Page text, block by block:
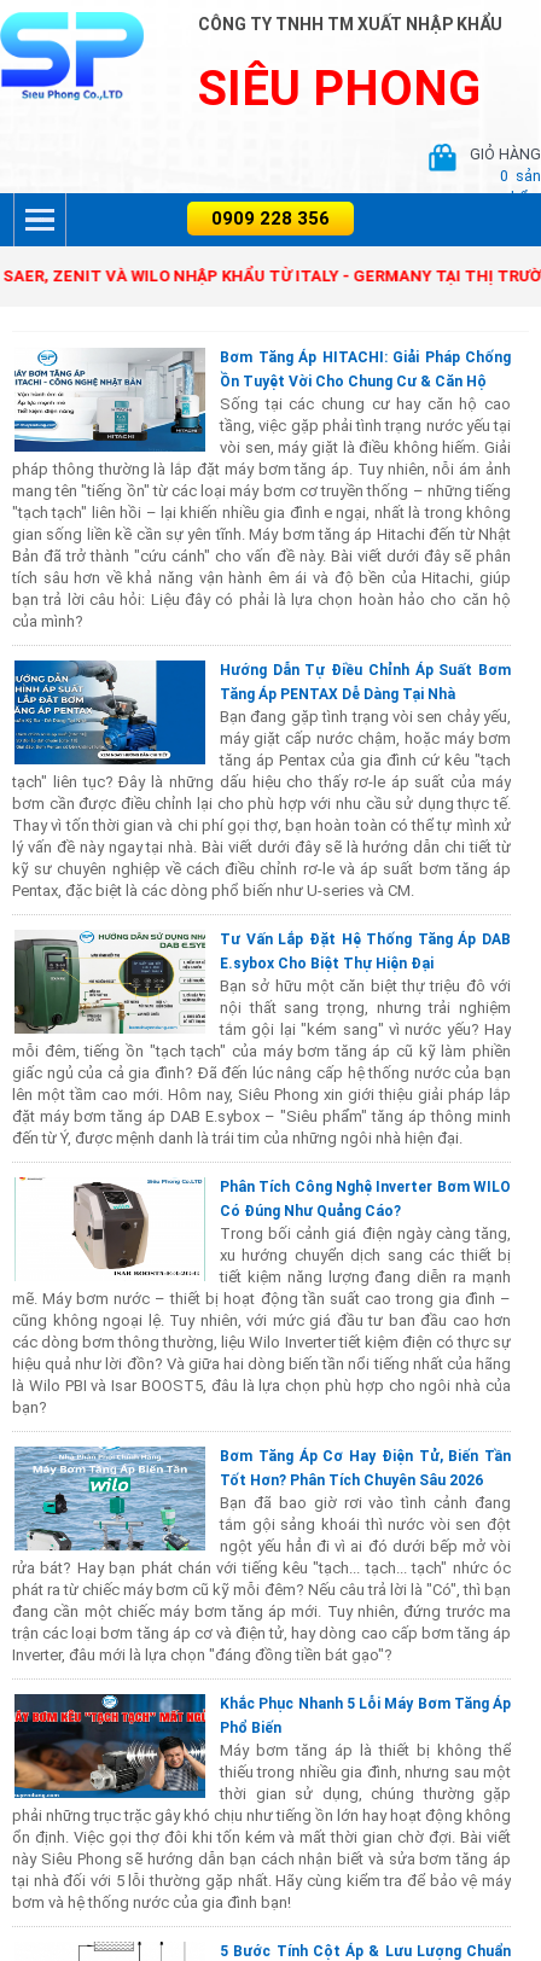
CÔNG TY TNHH TM XUẤT NHẬP KHẨU
SIÊU PHONG
GIỎ HÀNG
0 sản
phẩm
ZENIT VÀ WILO NHẬP KHẨU TỪ ITALY - GERMANY TẠI THỊ TRƯỜNG
Bơm Tăng Áp HITACHI: Giải Pháp Chống
Ồn Tuyệt Vời Cho Chung Cư & Căn Hộ
Sống tại các chung cư hay căn hộ cao
tầng, việc gặp phải tình trạng nước yếu tại
vòi sen, máy giặt là điều không hiếm. Giải
pháp thông thường là lắp đặt máy bơm tăng áp. Tuy nhiên, nỗi ám ảnh
mang tên "tiếng ồn" từ các loại máy bơm cơ truyền thống – những tiếng
"tạch tạch" liên hồi – lại khiến nhiều gia đình e ngại, nhất là trong không
gian sống liền kề cần sự yên tĩnh. Máy bơm tăng áp Hitachi đến từ Nhật
Bản đã trở thành "cứu cánh" cho vấn đề này. Bài viết dưới đây sẽ phân
tích sâu hơn về khả năng vận hành êm ái và độ bền của Hitachi, giúp
bạn trả lời câu hỏi: Liệu đây có phải là lựa chọn hoàn hảo cho căn hộ
của mình?
Hướng Dẫn Tự Điều Chỉnh Áp Suất Bơm
Tăng Áp PENTAX Dễ Dàng Tại Nhà
Bạn đang gặp tình trạng vòi sen chảy yếu,
máy giặt cấp nước chậm, hoặc máy bơm
tăng áp Pentax của gia đình cứ kêu "tạch
tạch" liên tục? Đây là những dấu hiệu cho thấy rơ-le áp suất của máy
bơm cần được điều chỉnh lại cho phù hợp với nhu cầu sử dụng thực tế.
Thay vì tốn thời gian và chi phí gọi thợ, bạn hoàn toàn có thể tự mình xử
lý vấn đề này ngay tại nhà. Bài viết dưới đây sẽ là hướng dẫn chi tiết từ
kỹ sư chuyên nghiệp về cách điều chỉnh rơ-le và áp suất bơm tăng áp
Pentax, đặc biệt là các dòng phổ biến như U-series và CM.
Tư Vấn Lắp Đặt Hệ Thống Tăng Áp DAB
E.sybox Cho Biệt Thự Hiện Đại
Bạn sở hữu một căn biệt thự triệu đô với
nội thất sang trọng, nhưng trải nghiệm
tắm gội lại "kém sang" vì nước yếu? Hay
mỗi đêm, tiếng ồn "tạch tạch" của máy bơm tăng áp cũ kỹ làm phiền
giấc ngủ của cả gia đình? Đã đến lúc nâng cấp hệ thống nước của bạn
lên một tầm cao mới. Hôm nay, Siêu Phong xin giới thiệu giải pháp lắp
đặt máy bơm tăng áp DAB E.sybox – "Siêu phẩm" tăng áp thông minh
đến từ Ý, được mệnh danh là trái tim của những ngôi nhà hiện đại.
Phân Tích Công Nghệ Inverter Bơm WILO
Có Đúng Như Quảng Cáo?
Trong bối cảnh giá điện ngày càng tăng,
xu hướng chuyển dịch sang các thiết bị
tiết kiệm năng lượng đang diễn ra mạnh
mẽ. Máy bơm nước – thiết bị hoạt động tần suất cao trong gia đình –
cũng không ngoại lệ. Tuy nhiên, với mức giá đầu tư ban đầu cao hơn
các dòng bơm thông thường, liệu Wilo Inverter tiết kiệm điện có thực sự
hiệu quả như lời đồn? Và giữa hai dòng biến tần nổi tiếng nhất của hãng
là Wilo PBI và Isar BOOST5, đâu là lựa chọn phù hợp cho ngôi nhà của
bạn?
Bơm Tăng Áp Cơ Hay Điện Tử, Biến Tần
Tốt Hơn? Phân Tích Chuyên Sâu 2026
Bạn đã bao giờ rơi vào tình cảnh đang
tắm gội sảng khoái thì nước vòi sen đột
ngột yếu hẳn đi vì ai đó dưới bếp mở vòi
rửa bát? Hay bạn phát chán với tiếng kêu "tạch... tạch... tạch" nhức óc
phát ra từ chiếc máy bơm cũ kỹ mỗi đêm? Nếu câu trả lời là "Có", thì bạn
đang cần một chiếc máy bơm tăng áp mới. Tuy nhiên, đứng trước ma
trận các loại bơm tăng áp cơ và điện tử, hay dòng cao cấp bơm tăng áp
Inverter, đâu mới là lựa chọn "đáng đồng tiền bát gạo"?
Khắc Phục Nhanh 5 Lỗi Máy Bơm Tăng Áp
Phổ Biến
Máy bơm tăng áp là thiết bị không thể
thiếu trong nhiều gia đình, nhưng sau một
thời gian sử dụng, chúng thường gặp
phải những trục trặc gây khó chịu như tiếng ồn lớn hay hoạt động không
ổn định. Việc gọi thợ đôi khi tốn kém và mất thời gian chờ đợi. Bài viết
này Siêu Phong sẽ hướng dẫn bạn cách nhận biết và sửa bơm tăng áp
tại nhà đối với 5 lỗi thường gặp nhất. Hãy cùng kiểm tra để bảo vệ máy
bơm và hệ thống nước của gia đình bạn!
5 Bước Tính Cột Áp & Lưu Lượng Chuẩn